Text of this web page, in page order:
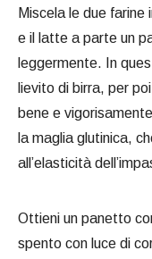
Miscela le due farine
e il latte a parte un
leggermente. In
lievito di birra, per
bene e
la maglia glutinica,
all’elasticità
Ottieni un panetto
spento con luce di